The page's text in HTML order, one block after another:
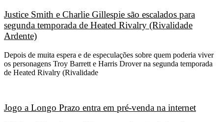
Justice Smith e Charlie Gillespie são escalados para
segunda temporada de Heated Rivalry (Rivalidade
Ardente)
Depois de muita espera e de especulações sobre quem poderia viver
os personagens Troy Barrett e Harris Drover na segunda temporada
de Heated Rivalry (Rivalidade
Jogo a Longo Prazo entra em pré-venda na internet